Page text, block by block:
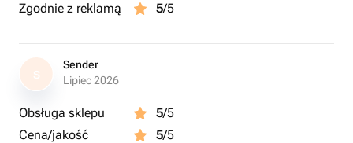
Zgodnie z reklamą
5/5
S
Sender
Lipiec 2026
Obsługa sklepu 5/5
Cena/jakość
5/5